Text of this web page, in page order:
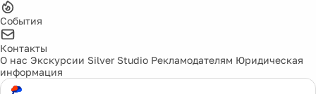
События
Контакты
О нас Экскурсии Silver Studio Рекламодателям Юридическая
информация